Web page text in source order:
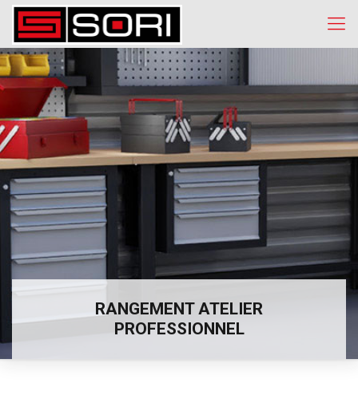
RANGEMENT ATELIER
PROFESSIONNEL